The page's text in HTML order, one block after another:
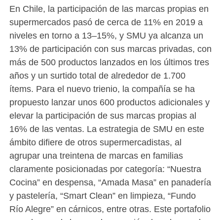
En Chile, la participación de las marcas propias en
supermercados pasó de cerca de 11% en 2019 a
niveles en torno a 13–15%, y SMU ya alcanza un
13% de participación con sus marcas privadas, con
más de 500 productos lanzados en los últimos tres
años y un surtido total de alrededor de 1.700
ítems. Para el nuevo trienio, la compañía se ha
propuesto lanzar unos 600 productos adicionales y
elevar la participación de sus marcas propias al
16% de las ventas. La estrategia de SMU en este
ámbito difiere de otros supermercadistas, al
agrupar una treintena de marcas en familias
claramente posicionadas por categoría: “Nuestra
Cocina” en despensa, “Amada Masa” en panadería
y pastelería, “Smart Clean” en limpieza, “Fundo
Río Alegre” en cárnicos, entre otras. Este portafolio